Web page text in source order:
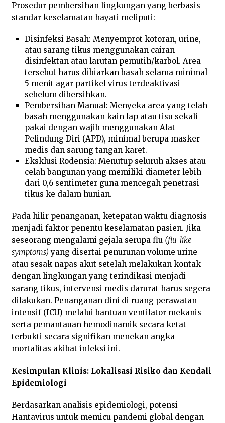
Prosedur pembersihan lingkungan yang berbasis
standar keselamatan hayati meliputi:
Disinfeksi Basah: Menyemprot kotoran, urine,
atau sarang tikus menggunakan cairan
disinfektan atau larutan pemutih/karbol. Area
tersebut harus dibiarkan basah selama minimal
5 menit agar partikel virus terdeaktivasi
sebelum dibersihkan.
Pembersihan Manual: Menyeka area yang telah
basah menggunakan kain lap atau tisu sekali
pakai dengan wajib menggunakan Alat
Pelindung Diri (APD), minimal berupa masker
medis dan sarung tangan karet.
Eksklusi Rodensia: Menutup seluruh akses atau
celah bangunan yang memiliki diameter lebih
dari 0,6 sentimeter guna mencegah penetrasi
tikus ke dalam hunian.
Pada hilir penanganan, ketepatan waktu diagnosis
menjadi faktor penentu keselamatan pasien. Jika
seseorang mengalami gejala serupa flu (flu-like
symptoms) yang disertai penurunan volume urine
atau sesak napas akut setelah melakukan kontak
dengan lingkungan yang terindikasi menjadi
sarang tikus, intervensi medis darurat harus segera
dilakukan. Penanganan dini di ruang perawatan
intensif (ICU) melalui bantuan ventilator mekanis
serta pemantauan hemodinamik secara ketat
terbukti secara signifikan menekan angka
mortalitas akibat infeksi ini.
Kesimpulan Klinis: Lokalisasi Risiko dan Kendali
Epidemiologi
Berdasarkan analisis epidemiologi, potensi
Hantavirus untuk memicu pandemi global dengan